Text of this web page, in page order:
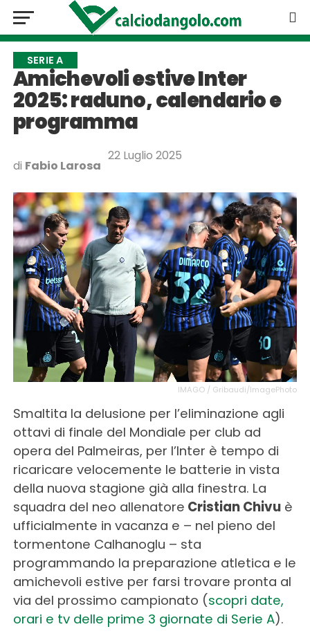
SERIE A
Amichevoli estive Inter
2025: raduno, calendario e
programma
di Fabio Larosa
22 Luglio 2025
IMAGO / Gribaudi/ImagePhoto
Smaltita la delusione per l’eliminazione agli
ottavi di finale del Mondiale per club ad
opera del Palmeiras, per l’Inter è tempo di
ricaricare velocemente le batterie in vista
della nuova stagione già alla finestra. La
squadra del neo allenatore Cristian Chivuè
ufficialmente in vacanza e – nel pieno del
tormentone Calhanoglu – sta
programmando la preparazione atletica e le
amichevoli estive per farsi trovare pronta al
via del prossimo campionato (scopri date,
orari e tv delle prime 3 giornate di Serie A).